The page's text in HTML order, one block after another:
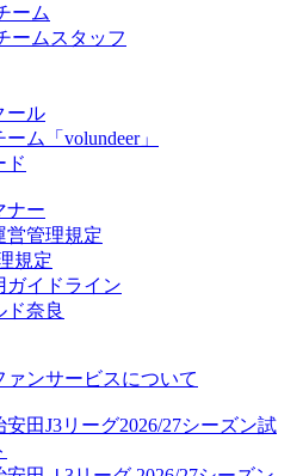
田J3リーグ2026/27シーズン試
田Ｊ3リーグ 2026/27シーズン
ナー
ミュニティ
ア（実店舗）
ア
いて
ィーア）
ーム
ームスタッフ
ール
ム「volundeer」
ド
ナー
営管理規定
規定
ガイドライン
ド奈良
ンサービスについて
田J3リーグ2026/27シーズン試